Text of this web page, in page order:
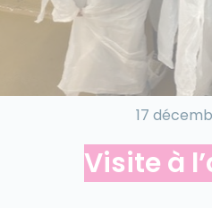
17
Visite à